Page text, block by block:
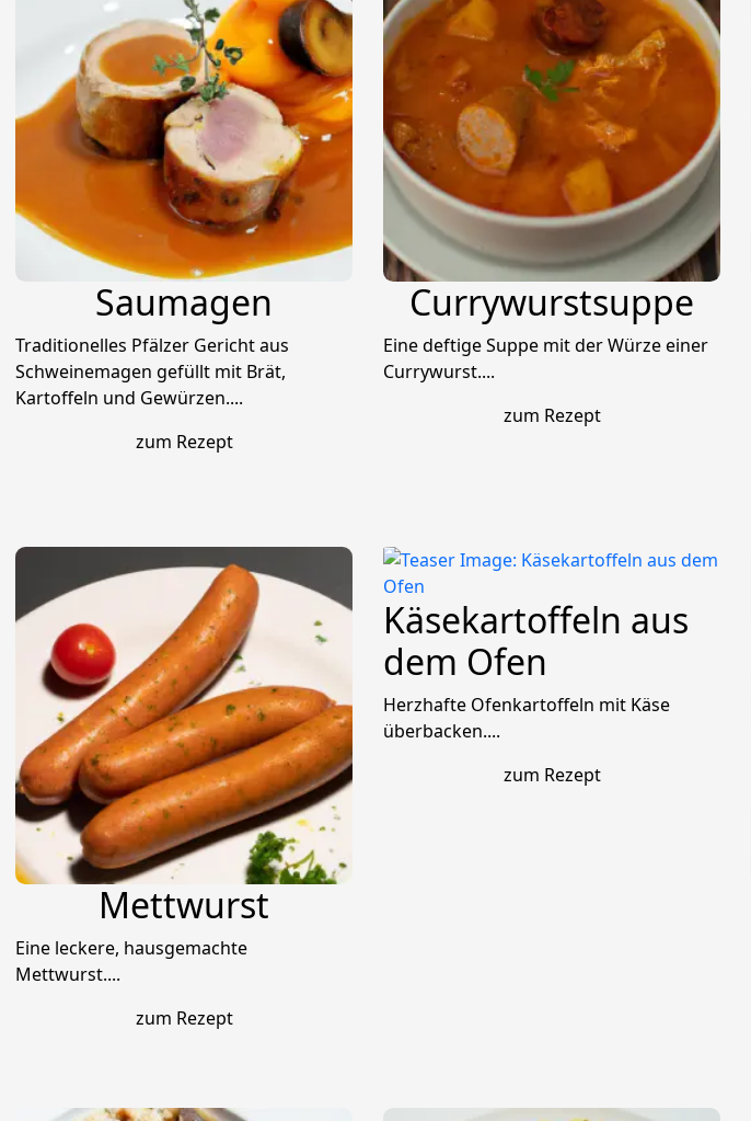
Saumagen
Traditionelles Pfälzer Gericht aus
Schweinemagen gefüllt mit Brät,
Kartoffeln und Gewürzen....
zum Rezept
Currywurstsuppe
Eine deftige Suppe mit der Würze einer
Currywurst....
zum Rezept
Mettwurst
Eine leckere, hausgemachte
Mettwurst....
zum Rezept
Käsekartoffeln aus
dem Ofen
Herzhafte Ofenkartoffeln mit Käse
überbacken....
zum Rezept